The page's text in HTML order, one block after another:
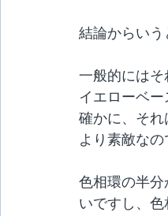
結論からいう
一般的には
イエローベ
確かに、そ
より素敵なの
色相環の半
いですし、